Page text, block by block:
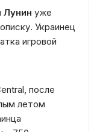
Лунин уже
Украинец
игровой
после
летом